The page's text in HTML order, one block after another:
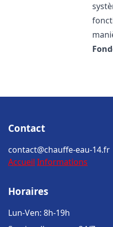
Contact
contact@chauffe-eau-14.fr
Accueil Informations
Horaires
Lun-Ven: 8h-19h